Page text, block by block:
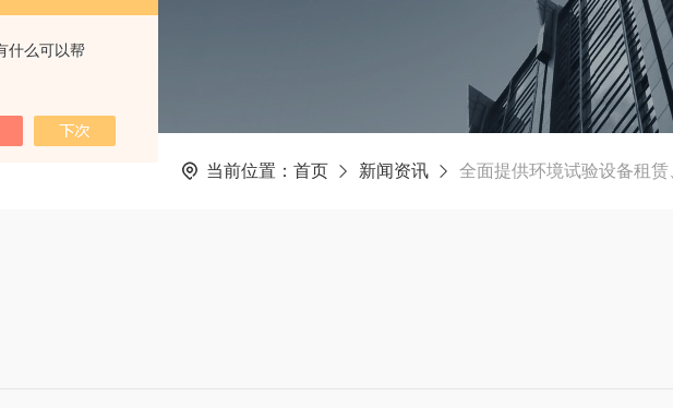
什么可以帮
当前位置： 首页 新闻资讯 全面提供环境试验设备租